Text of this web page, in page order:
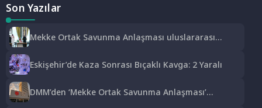
Son Yazılar
Mekke Ortak Savunma Anlaşması uluslararası
Eskişehir’de Kaza Sonrası Bıçaklı Kavga: 2 Yaralı
DMM’den ‘Mekke Ortak Savunma Anlaşması’